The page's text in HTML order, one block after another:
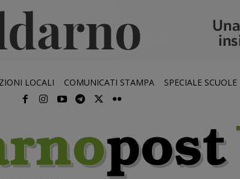
LOCALI COMUNICATI STAMPA SPECIALE SCUOLE